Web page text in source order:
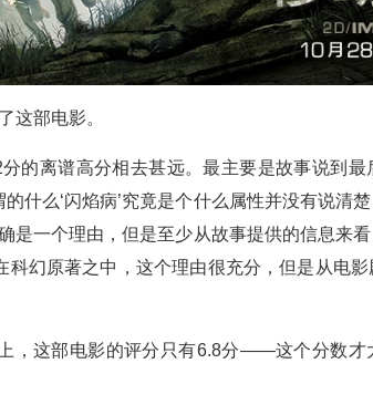
这部电影。
的离谱高分相去甚远。最主要是故事说到最
什么‘闪焰病’究竟是个什么属性并没有说清
是一个理由，但是至少从故事提供的信息来
幻原著之中，这个理由很充分，但是从电
，这部电影的评分只有6.8分——这个分数才